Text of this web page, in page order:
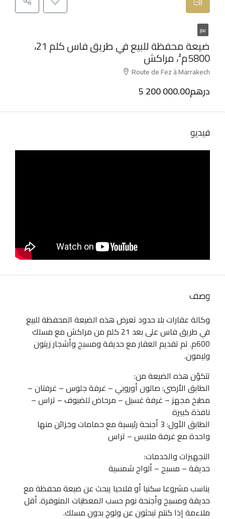
بيع
ضيعة محفظة للبيع في طريق فاس كلم 21،
5800م²، مراكش
Route de Fez à Marrakech
5 200 000.00درهم
فيديو
وصف
وكالة عقارات بلا حدود تعرض هذه الضيعة المحفظة للبيع
في طريق فاس على بعد 21 كلم من مراكش مع مسلك
600م. تم تقديم العقار مع حديقة ومسبح وأشجار زيتون
وليمون.
تتكوّن هذه الضيعة من:
الطابق الأرضي: صالون أوروبي – غرفة جلوس – غرفتان –
مطبخ مجهز – غرفة غسيل – مرحاض للضيوف – تراس –
نافذة كبيرة
الطابق الأول: 3 أجنحة رئيسية مع حمامات وخزائن منها
واحدة مع غرفة ملابس – تراس
التجهيزات والخدمات:
حديقة – مسبح – ألواح شمسية
يناسب مشروعا سكنيا أو فلاحيا يبحث عن ضيعة محفظة مع
حديقة ومسبح وأجنحة نوم حسب المعطيات المتوفرة. أقل
ملاءمة إذا كنتم تبحثون عن ولوج بدون مسلك.